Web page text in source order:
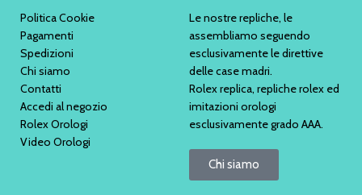
Politica Cookie
Pagamenti
Spedizioni
Chi siamo
Contatti
Accedi al negozio
Rolex Orologi
Video Orologi
Le nostre repliche, le
assembliamo seguendo
esclusivamente le direttive
delle case madri.
Rolex replica, repliche rolex ed
imitazioni orologi
esclusivamente grado AAA.
Chi siamo